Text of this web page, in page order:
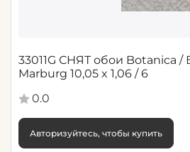
33011G СНЯТ обои Botanica /
Marburg 10,05 x 1,06 / 6
0.0
Авторизуйтесь, чтобы купить